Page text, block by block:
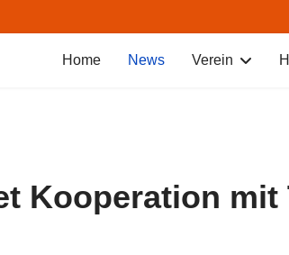
Home News Verein
Kooperation mit